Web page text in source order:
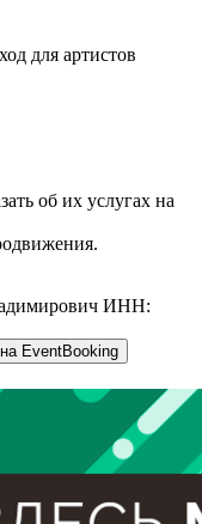
для артистов
об их услугах на
ИНН:
EventBooking